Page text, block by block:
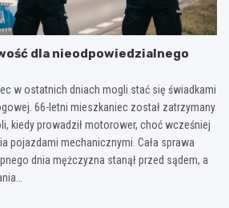
dla nieodpowiedzialnego
w ostatnich dniach mogli stać się świadkami
66-letni mieszkaniec został zatrzymany
kiedy prowadził motorower, choć wcześniej
pojazdami mechanicznymi. Cała sprawa
dnia mężczyzna stanął przed sądem, a